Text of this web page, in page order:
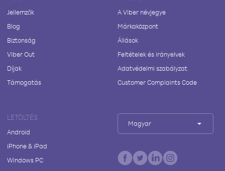
Jellemzők
Blog
Biztonság
Viber Out
Díjak
Támogatás
A Viber névjegye
Márkaközpont
Állások
Feltételek és irányelvek
Adatvédelmi szabályzat
Customer Complaints Code
LETÖLTÉS
Android
iPhone & iPad
Windows PC
Magyar